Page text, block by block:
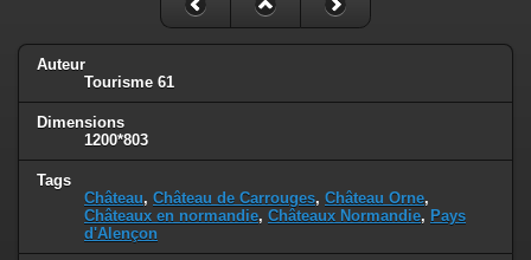
Auteur
Tourisme 61
Dimensions
1200*803
Tags
Château, Château de Carrouges, Château Orne,
Châteaux en normandie, Châteaux Normandie, Pays
d'Alençon